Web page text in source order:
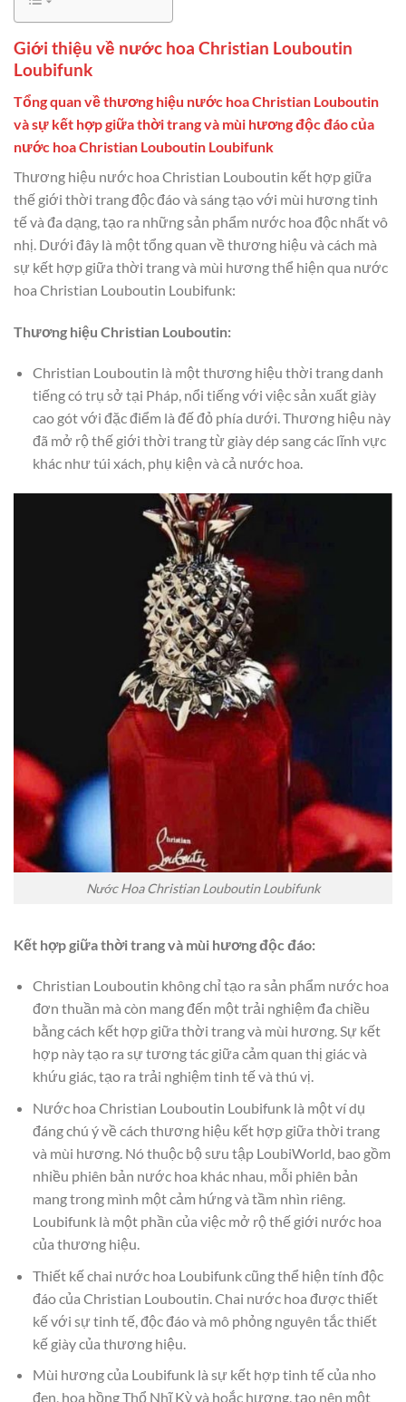
Giới thiệu về nước hoa Christian Louboutin
Loubifunk
Tổng quan về thương hiệu nước hoa Christian Louboutin
và sự kết hợp giữa thời trang và mùi hương độc đáo của
nước hoa Christian Louboutin Loubifunk
Thương hiệu nước hoa Christian Louboutin kết hợp giữa
thế giới thời trang độc đáo và sáng tạo với mùi hương tinh
tế và đa dạng, tạo ra những sản phẩm nước hoa độc nhất vô
nhị. Dưới đây là một tổng quan về thương hiệu và cách mà
sự kết hợp giữa thời trang và mùi hương thể hiện qua nước
hoa Christian Louboutin Loubifunk:
Thương hiệu Christian Louboutin:
Christian Louboutin là một thương hiệu thời trang danh
tiếng có trụ sở tại Pháp, nổi tiếng với việc sản xuất giày
cao gót với đặc điểm là đế đỏ phía dưới. Thương hiệu này
đã mở rộ thế giới thời trang từ giày dép sang các lĩnh vực
khác như túi xách, phụ kiện và cả nước hoa.
Nước Hoa Christian Louboutin Loubifunk
Kết hợp giữa thời trang và mùi hương độc đáo:
Christian Louboutin không chỉ tạo ra sản phẩm nước hoa
đơn thuần mà còn mang đến một trải nghiệm đa chiều
bằng cách kết hợp giữa thời trang và mùi hương. Sự kết
hợp này tạo ra sự tương tác giữa cảm quan thị giác và
khứu giác, tạo ra trải nghiệm tinh tế và thú vị.
Nước hoa Christian Louboutin Loubifunk là một ví dụ
đáng chú ý về cách thương hiệu kết hợp giữa thời trang
và mùi hương. Nó thuộc bộ sưu tập LoubiWorld, bao gồm
nhiều phiên bản nước hoa khác nhau, mỗi phiên bản
mang trong mình một cảm hứng và tầm nhìn riêng.
Loubifunk là một phần của việc mở rộ thế giới nước hoa
của thương hiệu.
Thiết kế chai nước hoa Loubifunk cũng thể hiện tính độc
đáo của Christian Louboutin. Chai nước hoa được thiết
kế với sự tinh tế, độc đáo và mô phỏng nguyên tắc thiết
kế giày của thương hiệu.
Mùi hương của Loubifunk là sự kết hợp tinh tế của nho
đen, hoa hồng Thổ Nhĩ Kỳ và hoắc hương, tạo nên một